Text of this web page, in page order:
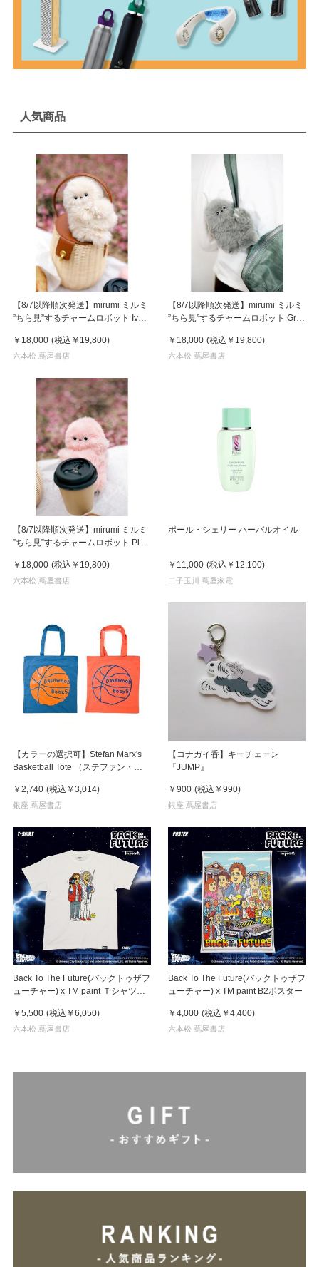
人気商品
【8/7以降順次発送】mirumi ミルミ
”ちら見”するチャームロボット Ivory
￥18,000 (税込 ￥19,800)
六本松 蔦屋書店
【8/7以降順次発送】mirumi ミルミ
”ちら見”するチャームロボット Gray
￥18,000 (税込 ￥19,800)
六本松 蔦屋書店
【8/7以降順次発送】mirumi ミルミ
”ちら見”するチャームロボット Pink
￥18,000 (税込 ￥19,800)
六本松 蔦屋書店
ポール・シェリー ハーバルオイル
￥11,000 (税込 ￥12,100)
二子玉川 蔦屋家電
【カラーの選択可】Stefan Marx's
Basketball Tote （ステファン・マ
￥2,740 (税込 ￥3,014)
銀座 蔦屋書店
【コナガイ香】キーチェーン
『JUMP』
￥900 (税込 ￥990)
銀座 蔦屋書店
Back To The Future(バックトゥザフ
ューチャー) x TM paint Ｔシャツ
￥5,500 (税込 ￥6,050)
六本松 蔦屋書店
Back To The Future(バックトゥザフ
ューチャー) x TM paint B2ポスター
￥4,000 (税込 ￥4,400)
六本松 蔦屋書店